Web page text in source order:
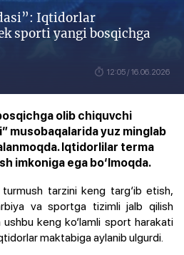
Iqtidorlar
sporti yangi bosqichga
12:05 / 16.06.2026
olib chiquvchi
musobaqalarida yuz minglab
Iqtidorlilar terma
imkoniga ega bo‘lmoqda.
tarzini keng targ‘ib etish,
va sportga tizimli jalb qilish
keng ko‘lamli sport harakati
maktabiga aylanib ulgurdi.